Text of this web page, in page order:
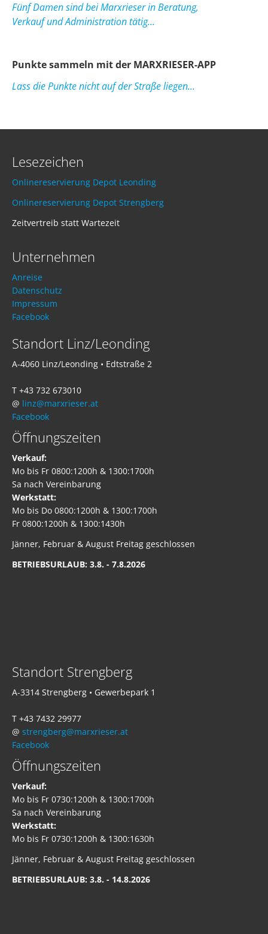
Fünf Damen sind bei Marxrieser in Beratung,
Verkauf und Administration tätig...
Punkte sammeln mit der MARXRIESER-APP
Lass die Punkte nicht auf der Straße liegen...
Lesezeichen
Onlinereservierung Depot Leonding
Onlinereservierung Depot Strengberg
Zeitvertreib statt Wartezeit
Unternehmen
Anreise
Datenschutz
Impressum
Facebook
Standort Linz/Leonding
A-4060 Linz/Leonding • Edtstraße 2
T +43 732 673010
@ linz@marxrieser.at
Facebook
Öffnungszeiten
Verkauf:
Mo bis Fr 0800:1200h & 1300:1700h
Sa nach Vereinbarung
Werkstatt:
Mo bis Do 0800:1200h & 1300:1700h
Fr 0800:1200h & 1300:1430h
Jänner, Februar & August Freitag geschlossen
BETRIEBSURLAUB: 3.8. - 7.8.2026
Standort Strengberg
A-3314 Strengberg • Gewerbepark 1
T +43 7432 29977
@ strengberg@marxrieser.at
Facebook
Öffnungszeiten
Verkauf:
Mo bis Fr 0730:1200h & 1300:1700h
Sa nach Vereinbarung
Werkstatt:
Mo bis Fr 0730:1200h & 1300:1630h
Jänner, Februar & August Freitag geschlossen
BETRIEBSURLAUB: 3.8. - 14.8.2026